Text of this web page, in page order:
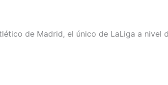
de Madrid, el único de LaLiga a nivel